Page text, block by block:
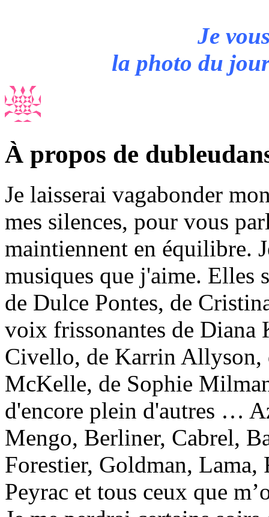
Je
la photo du
À propos de
Je laisserai vagabonder
mes silences, pour vous
maintiennent en équilibre.
musiques que j'aime. Elles
de Dulce Pontes, de
voix frissonantes de Diana
Civello, de Karrin Allyson,
McKelle, de Sophie
d'encore plein d'autres …
Mengo, Berliner, Cabrel,
Forestier, Goldman, Lama,
Peyrac et tous ceux que